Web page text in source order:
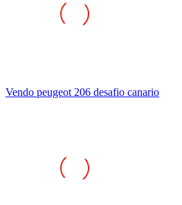
Vendo peugeot 206 desafio canario